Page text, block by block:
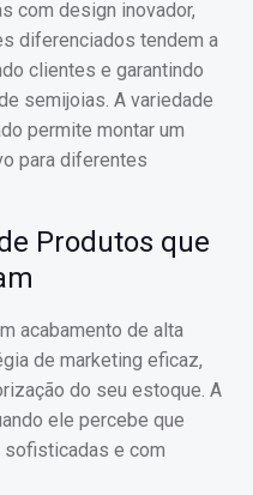
com design inovador,
diferenciados tendem a
clientes e garantindo
semijoias. A variedade
permite montar um
para diferentes
Produtos que
acabamento de alta
de marketing eficaz,
do seu estoque. A
ele percebe que
sofisticadas e com